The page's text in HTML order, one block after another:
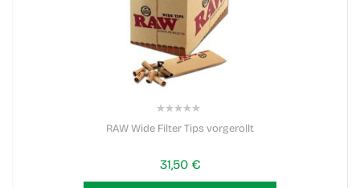
RAW Wide Filter Tips vorgerollt
31,50 €